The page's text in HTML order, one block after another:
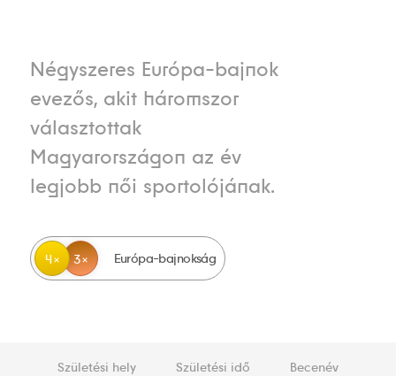
Négyszeres Európa-bajnok
evezős, akit háromszor
választottak
Magyarországon az év
legjobb női sportolójának.
4 3 Európa-bajnokság
Születési hely
Születési idő
Becenév